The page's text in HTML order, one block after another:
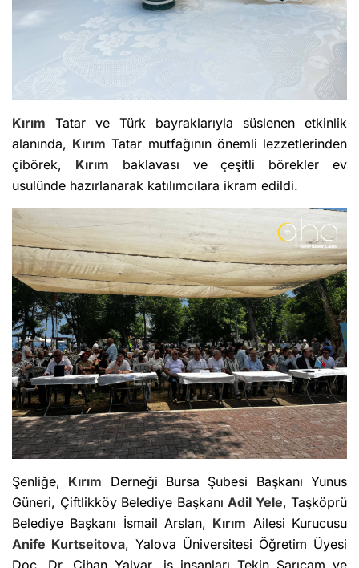
Kırım Tatar ve Türk bayraklarıyla süslenen etkinlik
alanında, Kırım Tatar mutfağının önemli lezzetlerinden
çibörek, Kırım baklavası ve çeşitli börekler ev
usulünde hazırlanarak katılımcılara ikram edildi.
Şenliğe, Kırım Derneği Bursa Şubesi Başkanı Yunus
Güneri, Çiftlikköy Belediye Başkanı Adil Yele, Taşköprü
Belediye Başkanı İsmail Arslan, Kırım Ailesi Kurucusu
Anife Kurtseitova, Yalova Üniversitesi Öğretim Üyesi
Doç. Dr. Cihan Yalvar, iş insanları Tekin Sarıçam ve